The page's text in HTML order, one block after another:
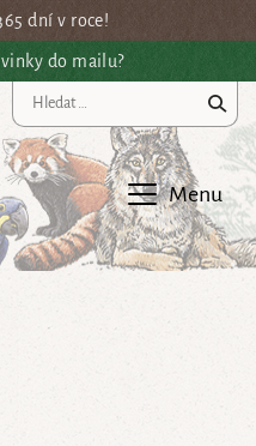
dní v roce!
do mailu?
Menu